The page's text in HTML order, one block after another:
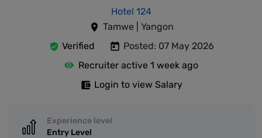
Hotel 124
Tamwe | Yangon
Verified
Posted: 07 May 2026
Recruiter active 1 week ago
Login to view Salary
Experience level
Entry Level